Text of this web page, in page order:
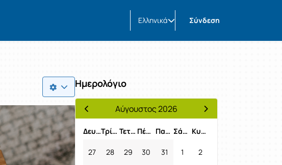
Ελληνικά Σύνδεση
Ημερολόγιο
Προηγούμενος Μήνας
Αύγουστος 2026
Επόμενος Μήνας
Δευτέρα
Τρίτη Τετάρτη Πέμπτη Παρασκευή Σάββατο Κυριακή
27 28 29 30 31 1 2